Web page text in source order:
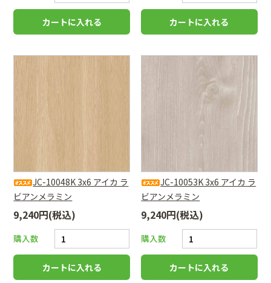
JC-10048K 3x6 アイカ ラ
ビアンメラミン
9,240円(税込)
購入数
JC-10053K 3x6 アイカ ラ
ビアンメラミン
9,240円(税込)
購入数